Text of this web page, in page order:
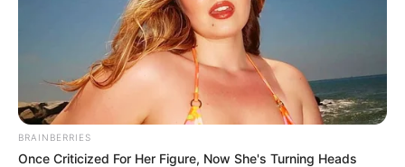
5. Use essas marcações para traçar duas linhas no
sentido do comprimento. Passe a costura
exatamente sobre as linhas que você marcou.
BRAINBERRIES
Once Criticized For Her Figure, Now She's Turning Heads